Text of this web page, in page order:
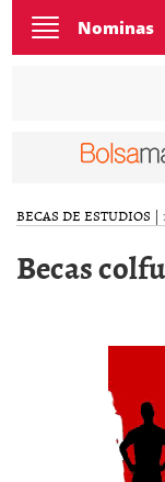
Toggle
navigation
Nominas
BECAS DE ESTUDIOS |
Becas